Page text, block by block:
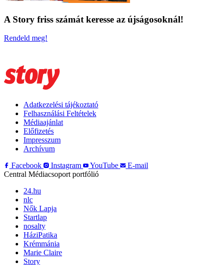
A Story friss számát keresse az újságosoknál!
Rendeld meg!
Adatkezelési tájékoztató
Felhasználási Feltételek
Médiaajánlat
Előfizetés
Impresszum
Archívum
Facebook
Instagram YouTube
E-mail
Central Médiacsoport portfólió
24.hu
nlc
Nők Lapja
Startlap
nosalty
HáziPatika
Krémmánia
Marie Claire
Story